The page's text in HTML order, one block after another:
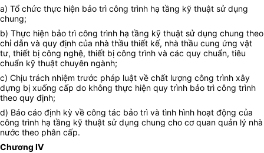
a) Tổ chức thực hiện bảo trì công trình hạ tầng kỹ thuật sử dụng
chung;
b) Thực hiện bảo trì công trình hạ tầng kỹ thuật sử dụng chung theo
chỉ dẫn và quy định của nhà thầu thiết kế, nhà thầu cung ứng vật
tư, thiết bị công nghệ, thiết bị công trình và các quy chuẩn, tiêu
chuẩn kỹ thuật chuyên ngành;
c) Chịu trách nhiệm trước pháp luật về chất lượng công trình xây
dựng bị xuống cấp do không thực hiện quy trình bảo trì công trình
theo quy định;
d) Báo cáo định kỳ về công tác bảo trì và tình hình hoạt động của
công trình hạ tầng kỹ thuật sử dụng chung cho cơ quan quản lý nhà
nước theo phân cấp.
Chương IV